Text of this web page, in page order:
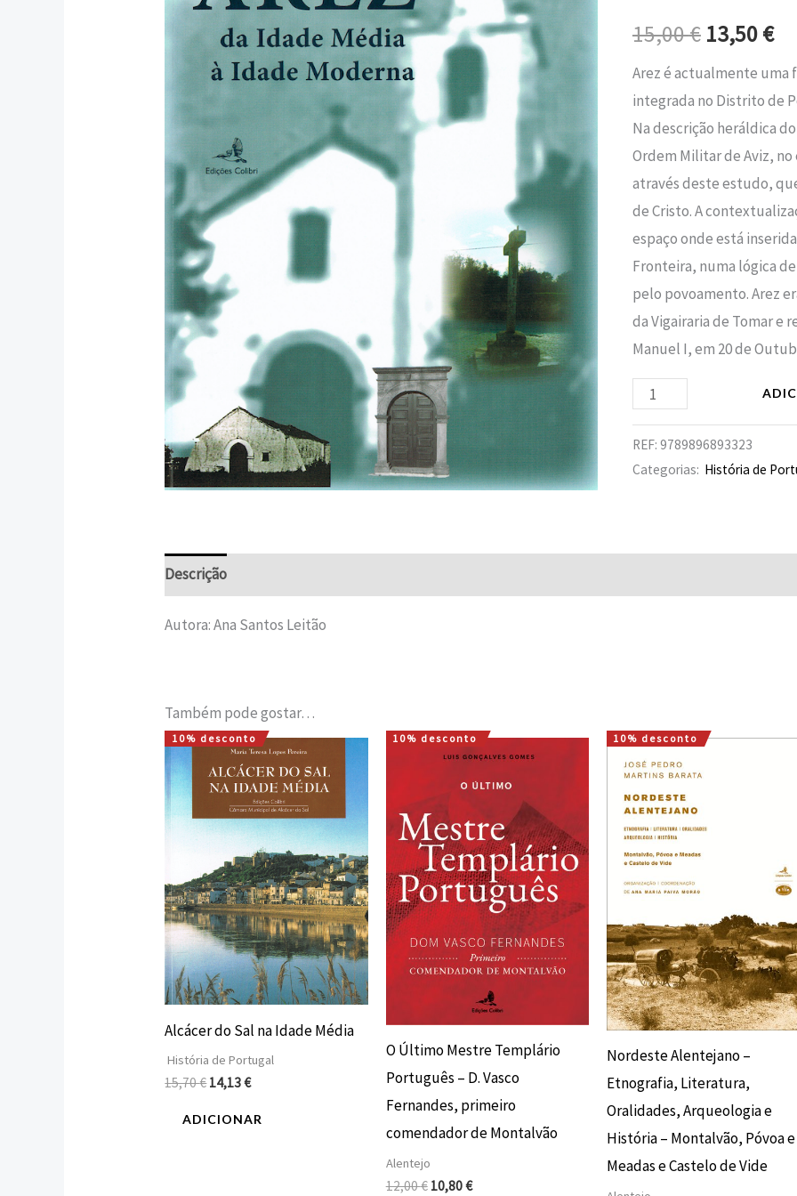
15,00€
15,00 €.
13,50€
Arez é actualmente uma
integrada no Distrito de
Na descrição heráldica
Ordem Militar de Aviz,
através deste estudo,
de Cristo. A
espaço onde está
Fronteira, numa lógica
pelo povoamento. Arez
da Vigairaria de Tomar e
Manuel I, em 20 de
à
Idade
Moderna
REF: 9789896893323
Categorias: História de
Descrição
Autora: Ana Santos Leitão
Também pode gostar…
10% desconto
Alcácer do Sal na Idade Média
História de Portugal
15,70€
O
preço
original
era:
15,70 €.
14,13€
O
preço
atual
é:
14,13 €.
ADICIONAR
10% desconto
O Último Mestre Templário
Português – D. Vasco
Fernandes, primeiro
comendador de Montalvão
Alentejo
12,00€
O
preço
original
era:
12,00 €.
10,80€
O
preço
atual
é:
10,80 €.
10% desconto
Nordeste Alentejano –
Etnografia, Literatura,
Oralidades, Arqueologia e
História – Montalvão, Póvoa e
Meadas e Castelo de Vide
O
preço
original
era:
15,00 €.
O
atual
13,50 €.